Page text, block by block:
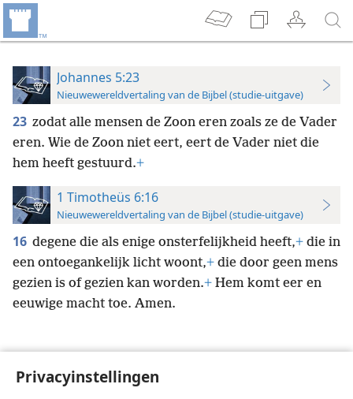
Privacyinstellingen
Johannes 5:23
Nieuwewereldvertaling van de Bijbel (studie-uitgave)
23 zodat alle mensen de Zoon eren zoals ze de Vader
eren. Wie de Zoon niet eert, eert de Vader niet die
hem heeft gestuurd.+
1 Timotheüs 6:16
Nieuwewereldvertaling van de Bijbel (studie-uitgave)
16 degene die als enige onsterfelijkheid heeft,+ die in
een ontoegankelijk licht woont,+ die door geen mens
gezien is of gezien kan worden.+ Hem komt eer en
eeuwige macht toe. Amen.